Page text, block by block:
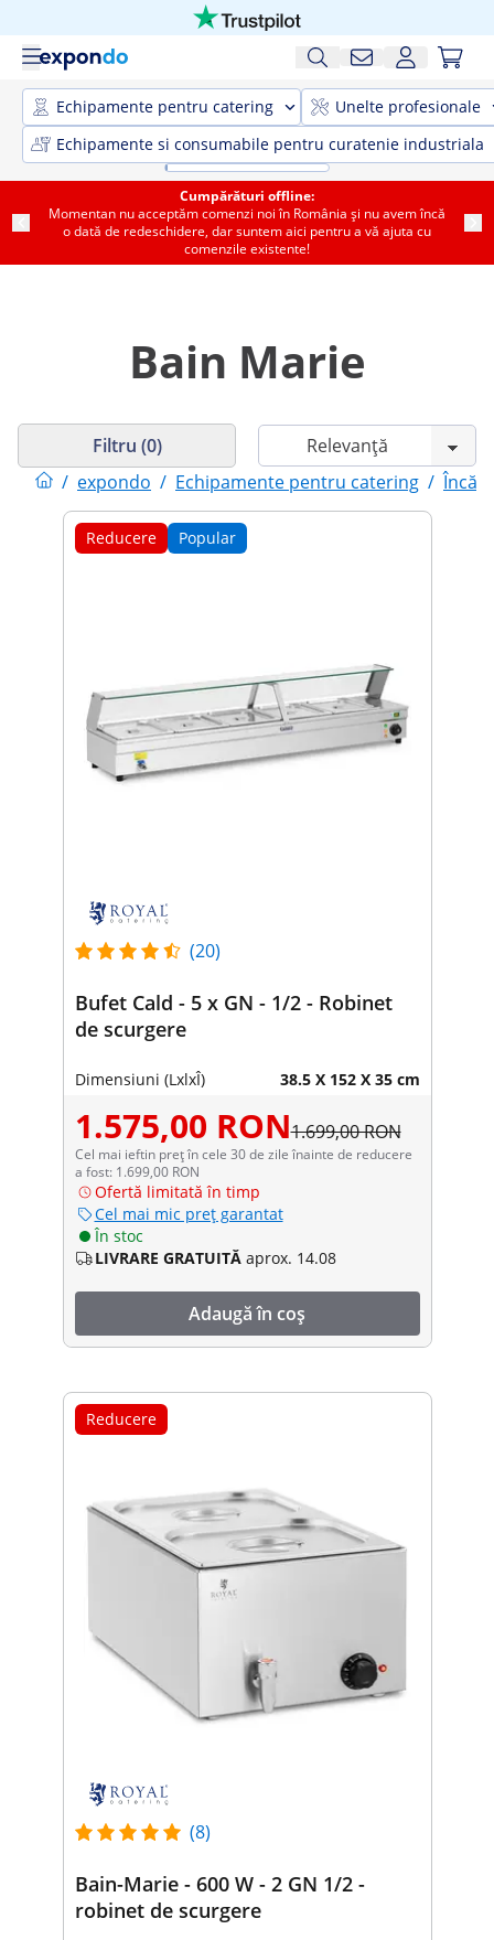
Echipamente pentru catering
Unelte profesionale
Echipamente si consumabile pentru curatenie industriala
Cumpărături offline:
Momentan nu acceptăm comenzi noi în România și nu avem încă
o dată de redeschidere, dar suntem aici pentru a vă ajuta cu
comenzile existente!
Bain Marie
/ expondo / Echipamente pentru catering /
Filtru (0)
Reducere Popular
(20)
Bufet Cald - 5 x GN - 1/2 - Robinet
de scurgere
Dimensiuni (LxlxÎ) 38.5 X 152 X 35 cm
1.575,00 RON1.699,00 RON
Cel mai ieftin preț în cele 30 de zile înainte de reducere
a fost: 1.699,00 RON
Ofertă limitată în timp
Cel mai mic preț garantat
În stoc
LIVRARE GRATUITĂ aprox. 14.08
Adaugă în coș
Reducere
(8)
Bain-Marie - 600 W - 2 GN 1/2 -
robinet de scurgere